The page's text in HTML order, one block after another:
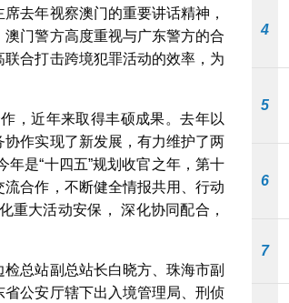
去年视察澳门的重要讲话精神，
门警方高度重视与广东警方的合
合打击跨境犯罪活动的效率，为
，近年来取得丰硕成果。去年以
作实现了新发展，有力维护了两
是“十四五”规划收官之年，第十
合作，不断健全情报共用、行动
重大活动安保， 深化协同配合，
总站副总站长白晓方、珠海市副
公安厅辖下出入境管理局、刑侦
4
5
6
7